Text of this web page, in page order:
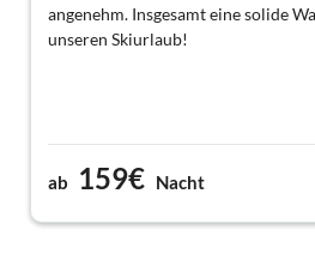
angenehm. Insgesamt eine solide
unseren Skiurlaub!
ab 159€ Nacht